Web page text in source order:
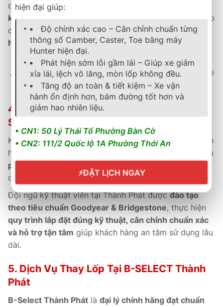
quốc. Với hiệu suất phanh vượt trội, độ bền cao và
khả năng tiết kiệm nhiên liệu,TripleMax 2là dòng lốp
được người dùng sedan thể thao tại châu Á tin chọn
hàng đầu.
An toàn – Êm ái – Tiết kiệm nhiên liệu – chuẩn đẳng cấp
Goodyear.
4. Chính Sách Bảo Hành & Hậu Mãi Tại B-
SELECT THÀNH PHÁT
Khi mua lốp Goodyear tại B-Select Thành Phát
, khách
hàng được hưởng
, kèm
phiếu bảo hành điện tử và kích hoạt online
quyền lợi rõ ràng, minh bạch và nhanh chóng.
Đội ngũ kỹ thuật viên tại Thành Phát đượcđào tạo
theo tiêu chuẩn Goodyear & Bridgestone, thực hiện
quy trình lắp đặt đúng kỹ thuật, cân chỉnh chuẩn xác
và hỗ trợ tận tâm giúp khách hàng an tâm sử dụng lâu
dài.
5. Dịch Vụ Thay Lốp Tại B-SELECT Thành
Phát
B-Select Thành Phát là đại lý chính hãng đạt chuẩn
hiện đại giúp:
Độ chính xác cao – Cân chỉnh chuẩn từng
thông số Camber, Caster, Toe bằng máy
Hunter hiện đại.
Phát hiện sớm lỗi gầm lái – Giúp xe giảm
xỉa lái, lệch vô lăng, mòn lốp không đều.
Tăng độ an toàn & tiết kiệm – Xe vận
hành ổn định hơn, bám đường tốt hơn và
giảm hao nhiên liệu.
• CN1: 50 Lý Thái Tổ Phường Bàn Cờ
• CN2: 111/2 Quốc lộ 1A Phường Thới An
⚡ĐẶT LỊCH NGAY